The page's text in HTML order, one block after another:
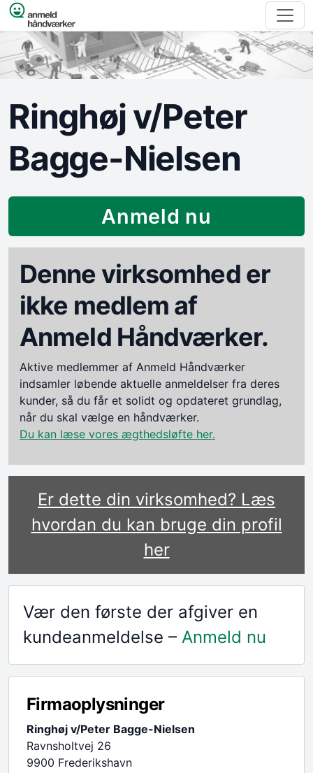
Spring til indhold
Ringhøj v/Peter
Bagge-Nielsen
Anmeld nu
Denne virksomhed er
ikke medlem af
Anmeld Håndværker.
Aktive medlemmer af Anmeld Håndværker
indsamler løbende aktuelle anmeldelser fra deres
kunder, så du får et solidt og opdateret grundlag,
når du skal vælge en håndværker.
Du kan læse vores ægthedsløfte her.
Er dette din virksomhed? Læs
hvordan du kan bruge din profil
her
Vær den første der afgiver en
kundeanmeldelse – Anmeld nu
Firmaoplysninger
Ringhøj v/Peter Bagge-Nielsen
Ravnsholtvej 26
9900 Frederikshavn